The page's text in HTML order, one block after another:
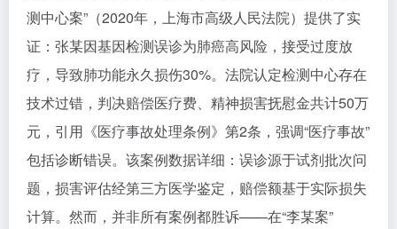
测中心案”（2020年，上海市高级人民法院）提供了实
证：张某因基因检测误诊为肺癌高风险，接受过度放
疗，导致肺功能永久损伤30%。法院认定检测中心存在
技术过错，判决赔偿医疗费、精神损害抚慰金共计50万
元，引用《医疗事故处理条例》第2条，强调“医疗事故”
包括诊断错误。该案例数据详细：误诊源于试剂批次问
题，损害评估经第三方医学鉴定，赔偿额基于实际损失
计算。然而，并非所有案例都胜诉——在“李某案”